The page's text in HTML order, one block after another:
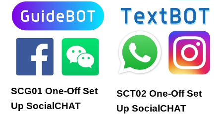
Set
Up
SocialCHAT
GuideBOT
SCG01 One-Off Set
Up SocialCHAT
Set
Up
SocialCHAT
TextBOT
Plan
SCT02 One-Off Set
Up SocialCHAT